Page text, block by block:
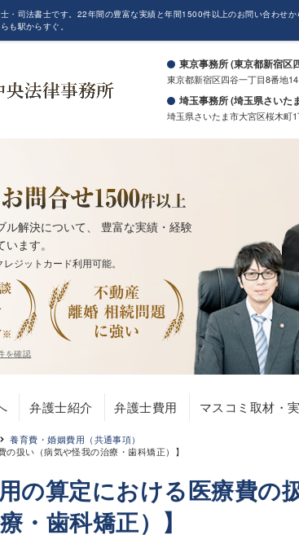
・司法書士です。22年間の豊富な実績と年間1500件以上のお問い合わせ
も駅からすぐ。
東京事務所 (東京都新宿区
東京都新宿区四谷一丁目8番地
埼玉事務所 (埼玉県さいた
埼玉県さいたま市大宮区桜木町
解決について、 豊富な実績・経験
ます。
ジットカード利用可能。
を確認
弁護士紹介 弁護士費用 マスコミ取材・
養育費・婚姻費用（共通事項）
の扱い（病気や怪我の治療・歯科矯正）】
の算定における医療費の
・歯科矯正）】